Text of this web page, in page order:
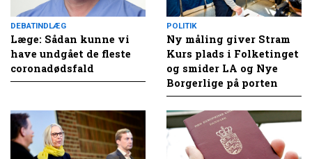
DEBATINDLÆG
Læge: Sådan kunne vi
have undgået de fleste
coronadødsfald
POLITIK
Ny måling giver Stram
Kurs plads i Folketinget
og smider LA og Nye
Borgerlige på porten